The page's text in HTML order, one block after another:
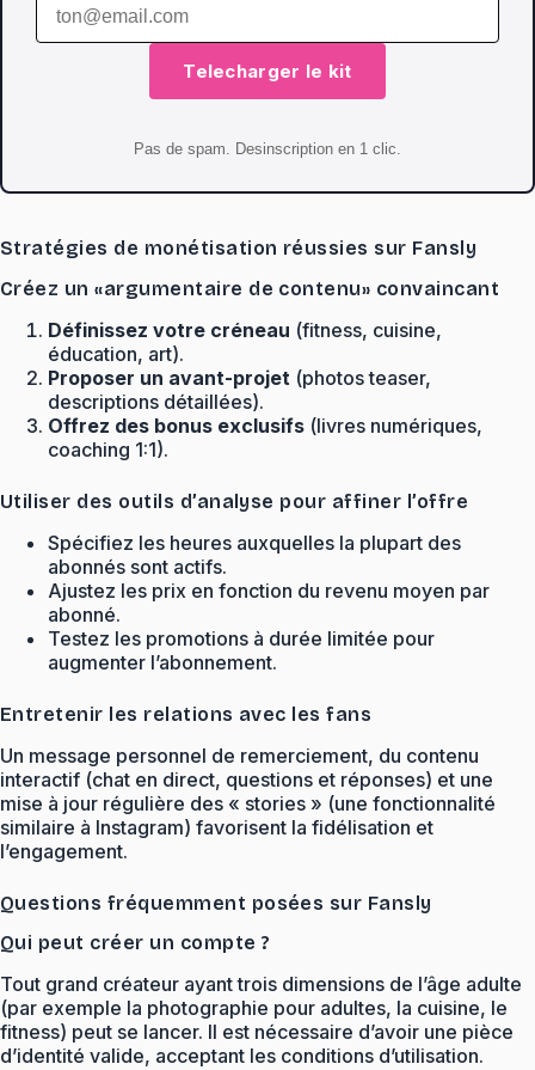
Telecharger le kit
Pas de spam. Desinscription en 1 clic.
Stratégies de monétisation réussies sur Fansly
Créez un «argumentaire de contenu» convaincant
Définissez votre créneau (fitness, cuisine,
éducation, art).
Proposer un avant-projet (photos teaser,
descriptions détaillées).
Offrez des bonus exclusifs (livres numériques,
coaching 1:1).
Utiliser des outils d’analyse pour affiner l’offre
Spécifiez les heures auxquelles la plupart des
abonnés sont actifs.
Ajustez les prix en fonction du revenu moyen par
abonné.
Testez les promotions à durée limitée pour
augmenter l’abonnement.
Entretenir les relations avec les fans
Un message personnel de remerciement, du contenu
interactif (chat en direct, questions et réponses) et une
mise à jour régulière des « stories » (une fonctionnalité
similaire à Instagram) favorisent la fidélisation et
l’engagement.
Questions fréquemment posées sur Fansly
Qui peut créer un compte ?
Tout grand créateur ayant trois dimensions de l’âge adulte
(par exemple la photographie pour adultes, la cuisine, le
fitness) peut se lancer. Il est nécessaire d’avoir une pièce
d’identité valide, acceptant les conditions d’utilisation.